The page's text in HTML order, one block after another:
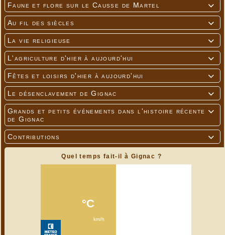

Faune et flore sur le Causse de Martel

Au fil des siècles

La vie religieuse

L'agriculture d'hier à aujourd'hui

Fêtes et loisirs d'hier à aujourd'hui

Le désenclavement de Gignac

Grands et petits événements dans l'histoire récente
de Gignac

Contributions
Quel temps fait-il à Gignac ?